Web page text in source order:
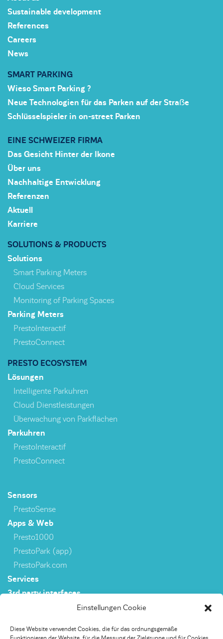
Einstellungen Cookie
Diese Website verwendet Cookies, die für das ordnungsgemäße
Sustainable development
References
Careers
News
SMART PARKING
Wieso Smart Parking ?
Neue Technologien für das Parken auf der Straẞe
Schlüsselspieler in on-street Parken
EINE SCHWEIZER FIRMA
Das Gesicht Hinter der Ikone
Über uns
Nachhaltige Entwicklung
Referenzen
Aktuell
Karriere
SOLUTIONS & PRODUCTS
Solutions
Smart Parking Meters
Cloud Services
Monitoring of Parking Spaces
Parking Meters
PrestoInteractif
PrestoConnect
PRESTO ECOSYSTEM
Lösungen
Intelligente Parkuhren
Cloud Dienstleistungen
Überwachung von Parkflächen
Parkuhren
PrestoInteractif
PrestoConnect
Sensors
PrestoSense
Apps & Web
Presto1000
PrestoPark (app)
PrestoPark.com
Services
3rd party interfaces
Sensoren